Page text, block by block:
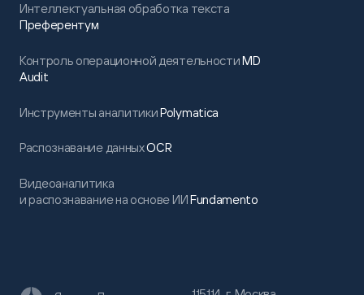
Интеллектуальная обработка текста
Преферентум
Контроль операционной деятельностиMD
Audit
Инструменты аналитикиPolymatica
Распознавание данныхOCR
Видеоаналитика
и распознавание на основе ИИFundamento